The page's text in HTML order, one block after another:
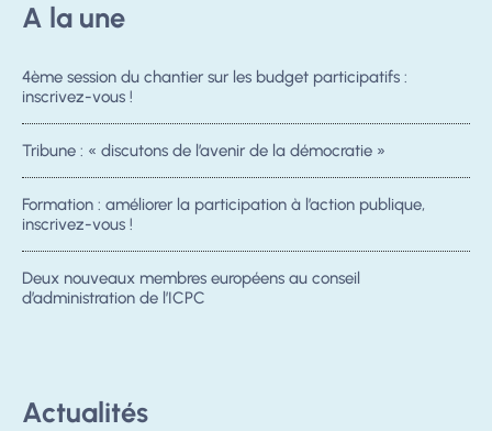
A la une
4ème session du chantier sur les budget participatifs :
inscrivez-vous !
Tribune : « discutons de l’avenir de la démocratie »
Formation : améliorer la participation à l’action publique,
inscrivez-vous !
Deux nouveaux membres européens au conseil
d’administration de l’ICPC
Actualités